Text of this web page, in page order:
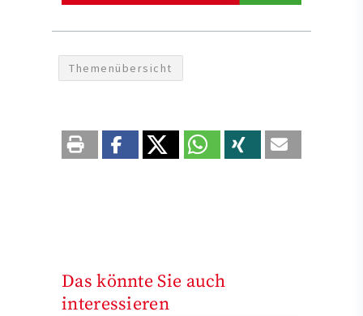
Themenübersicht
Das könnte Sie auch
interessieren